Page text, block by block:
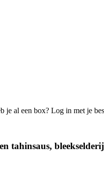
je al een box? Log in met je
tahinsaus,